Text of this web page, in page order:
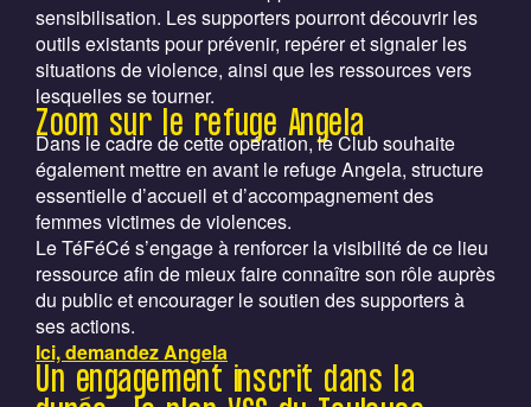
sensibilisation. Les supporters pourront découvrir les
outils existants pour prévenir, repérer et signaler les
situations de violence, ainsi que les ressources vers
lesquelles se tourner.
Zoom sur le refuge Angela
Dans le cadre de cette opération, le Club souhaite
également mettre en avant le refuge Angela, structure
essentielle d’accueil et d’accompagnement des
femmes victimes de violences.
Le TéFéCé s’engage à renforcer la visibilité de ce lieu
ressource afin de mieux faire connaître son rôle auprès
du public et encourager le soutien des supporters à
ses actions.
Ici, demandez Angela
Un engagement inscrit dans la